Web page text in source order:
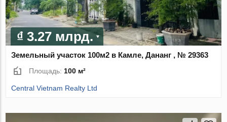
₫ 3.27 млрд.
Земельный участок 100м2 в Камле, Дананг , № 29363
Площадь: 100 м²
Central Vietnam Realty Ltd